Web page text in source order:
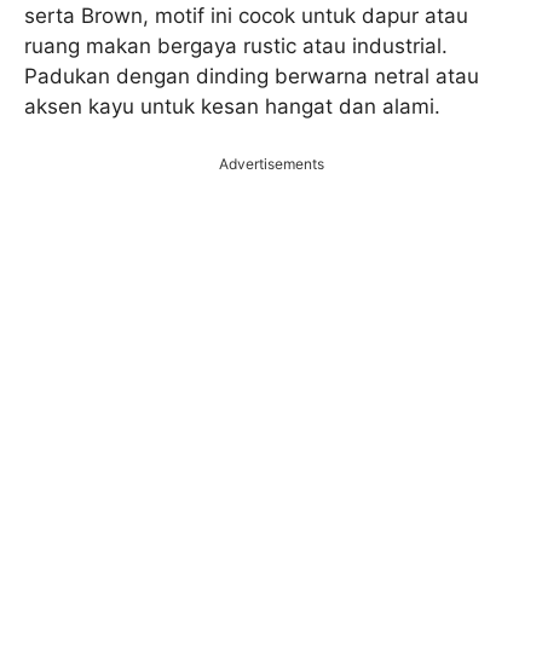
serta Brown, motif ini cocok untuk dapur atau
ruang makan bergaya rustic atau industrial.
Padukan dengan dinding berwarna netral atau
aksen kayu untuk kesan hangat dan alami.
Advertisements